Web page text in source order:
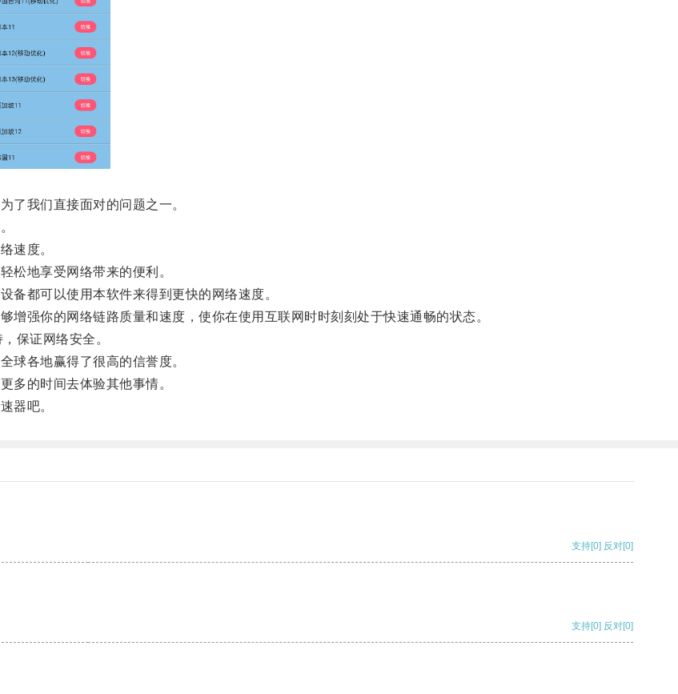
我们直接面对的问题之一。
速度。
地享受网络带来的便利。
都可以使用本软件来得到更快的网络速度。
强你的网络链路质量和速度，使你在使用互联网时时刻刻处于快速通畅的状态。
保证网络安全。
各地赢得了很高的信誉度。
的时间去体验其他事情。
器吧。
支持[0] 反对[0]
支持[0] 反对[0]